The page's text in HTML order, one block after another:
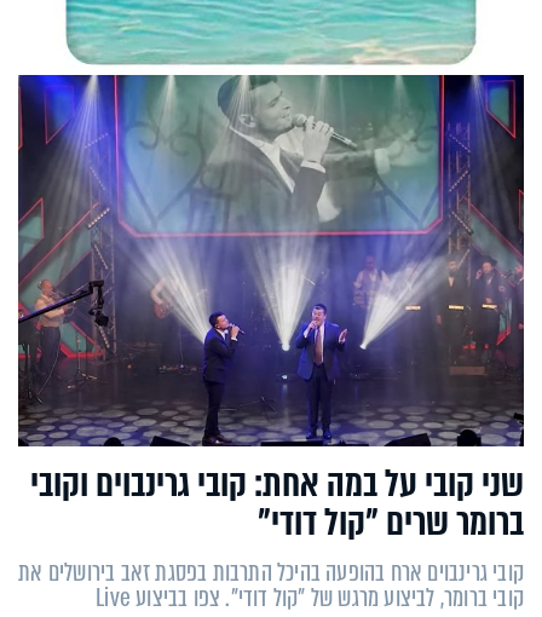
שני קובי על במה אחת: קובי גרינבוים וקובי
ברומר שרים "קול דודי"
קובי גרינבוים ארח בהופעה בהיכל התרבות בפסגת זאב בירושלים את
קובי ברומר, לביצוע מרגש של "קול דודי". צפו בביצוע Live